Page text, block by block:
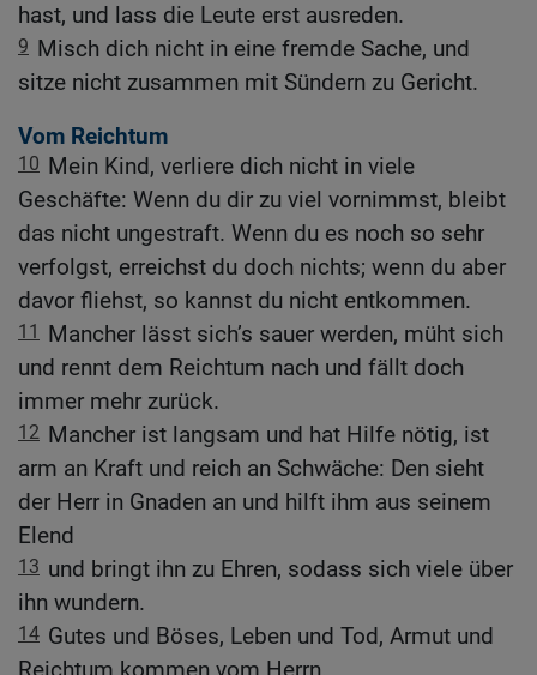
hast, und lass die Leute erst ausreden.
9 Misch dich nicht in eine fremde Sache, und
sitze nicht zusammen mit Sündern zu Gericht.
Vom Reichtum
10 Mein Kind, verliere dich nicht in viele
Geschäfte: Wenn du dir zu viel vornimmst, bleibt
das nicht ungestraft. Wenn du es noch so sehr
verfolgst, erreichst du doch nichts; wenn du aber
davor fliehst, so kannst du nicht entkommen.
11
Mancher lässt sich’s sauer werden, müht sich
und rennt dem Reichtum nach und fällt doch
immer mehr zurück.
12 Mancher ist langsam und hat Hilfe nötig, ist
arm an Kraft und reich an Schwäche: Den sieht
der Herr in Gnaden an und hilft ihm aus seinem
Elend
13 und bringt ihn zu Ehren, sodass sich viele über
ihn wundern.
14 Gutes und Böses, Leben und Tod, Armut und